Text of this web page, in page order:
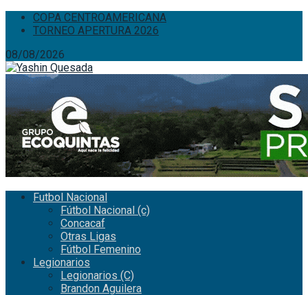
COPA CENTROAMERICANA
TORNEO APERTURA 2026
08/08/2026
Futbol Nacional
Fútbol Nacional (c)
Concacaf
Otras Ligas
Fútbol Femenino
Legionarios
Legionarios (C)
Brandon Aguilera